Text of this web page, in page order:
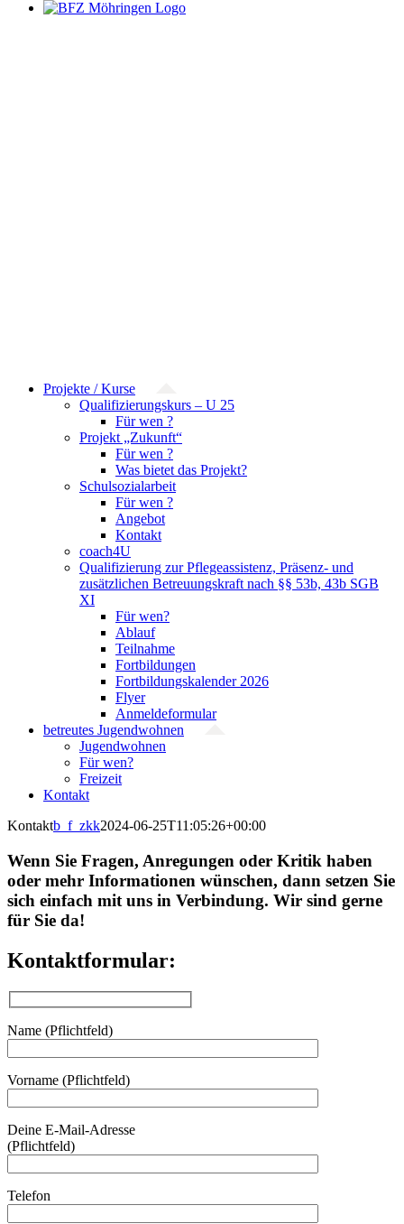
Projekte / Kurse
Qualifizierungskurs – U 25
Für wen ?
Projekt „Zukunft“
Für wen ?
Was bietet das Projekt?
Schulsozialarbeit
Für wen ?
Angebot
Kontakt
coach4U
Qualifizierung zur Pflegeassistenz, Präsenz- und
zusätzlichen Betreuungskraft nach §§ 53b, 43b SGB
XI
Für wen?
Ablauf
Teilnahme
Fortbildungen
Fortbildungskalender 2026
Flyer
Anmeldeformular
betreutes Jugendwohnen
Jugendwohnen
Für wen?
Freizeit
Kontakt
Kontaktb_f_zkk2024-06-25T11:05:26+00:00
Wenn Sie Fragen, Anregungen oder Kritik haben
oder mehr Informationen wünschen, dann setzen Sie
sich einfach mit uns in Verbindung. Wir sind gerne
für Sie da!
Kontaktformular:
Name (Pflichtfeld)
Vorname (Pflichtfeld)
Bitte lasse dieses Feld leer.
Deine E-Mail-Adresse
(Pflichtfeld)
Telefon